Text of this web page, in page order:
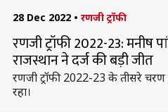
28 Dec 2022 • रणजी ट्रॉफी
रणजी ट्रॉफी 2022-23: मनीष
राजस्थान ने दर्ज की बड़ी जीत
रणजी ट्रॉफी 2022-23 के तीसरे
रहा।